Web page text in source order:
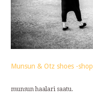
Munsun & Otz shoes -shop
munsun haalari saatu.